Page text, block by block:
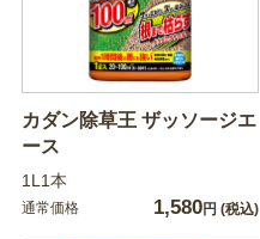
カダン除草王 ザッソージエ
ース
1L1本
通常価格 1,580円 (税込)